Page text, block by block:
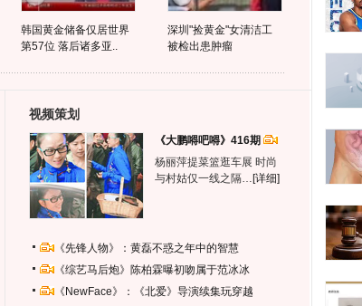
韩国黄金储备仅居世界
第57位 落后诸多亚..
深圳"捡黄金"女清洁工
被检出患肿瘤
视频策划
《大鹏嘚吧嘚》416期
杨丽萍提菜篮逛车展 时尚
与村姑仅一线之隔… [详细]
《先锋人物》：黄磊不惑之年中的智慧
《综艺马后炮》陈柏霖曝初吻属于范冰冰
《NewFace》：《北爱》导演续集玩穿越